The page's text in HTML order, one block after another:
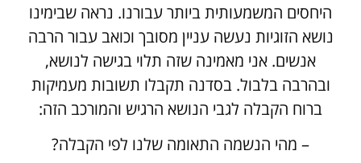
היחסים המשמעותית ביותר עבורנו. נראה שבימינו
נושא הזוגיות נעשה עניין מסובך וכואב עבור הרבה
אנשים. אני מאמינה שזה תלוי בגישה לנושא,
ובהרבה בלבול. בסדנה תקבלו תשובות מעמיקות
ברוח הקבלה לגבי הנושא הרגיש והמורכב הזה:
– מהי הנשמה התאומה שלנו לפי הקבלה?